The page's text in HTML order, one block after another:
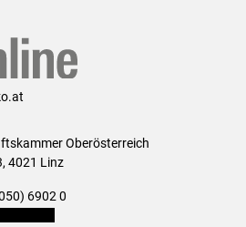
Oberösterreich
4021 Linz
6902 0